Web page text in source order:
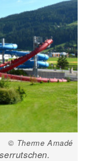
© Therme Amadé